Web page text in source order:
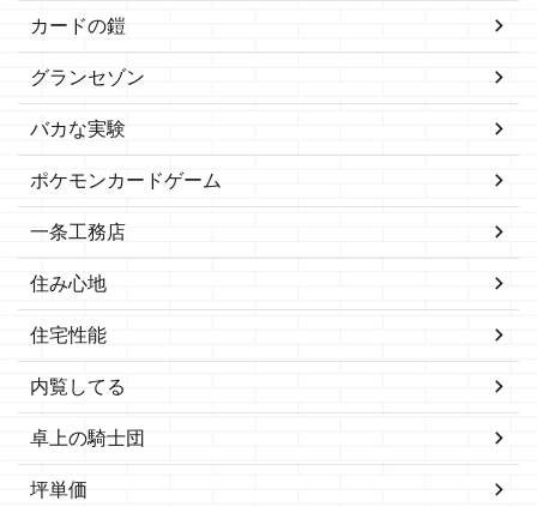
カードの鎧
グランセゾン
バカな実験
ポケモンカードゲーム
一条工務店
住み心地
住宅性能
内覧してる
卓上の騎士団
坪単価